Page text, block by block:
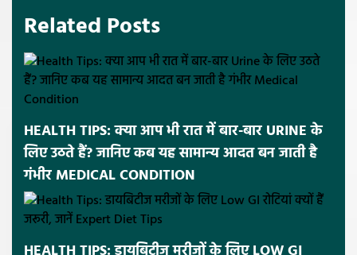
Related Posts
HEALTH TIPS: क्या आप भी रात में बार-बार URINE के
लिए उठते हैं? जानिए कब यह सामान्य आदत बन जाती है
गंभीर MEDICAL CONDITION